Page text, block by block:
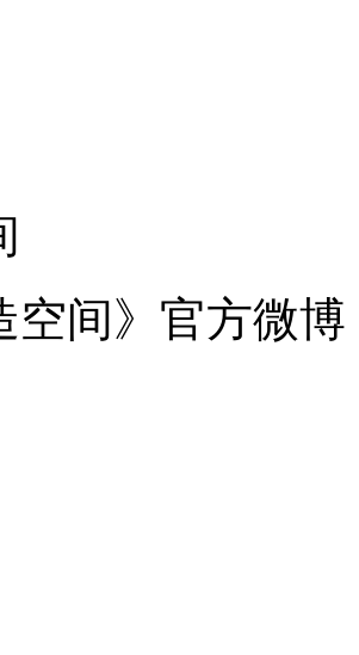
空间》官方微